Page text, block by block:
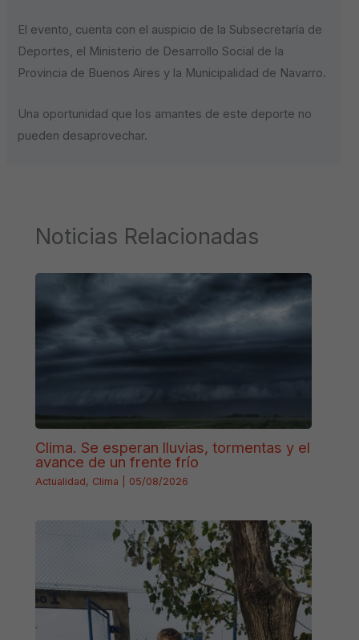
El evento, cuenta con el auspicio de la Subsecretaría de
Deportes, el Ministerio de Desarrollo Social de la
Provincia de Buenos Aires y la Municipalidad de Navarro.
Una oportunidad que los amantes de este deporte no
pueden desaprovechar.
Noticias Relacionadas
Clima. Se esperan lluvias, tormentas y el
avance de un frente frío
Actualidad, Clima 05/08/2026